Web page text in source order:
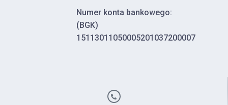
Numer konta bankowego:
(BGK)
15113011050005201037200007